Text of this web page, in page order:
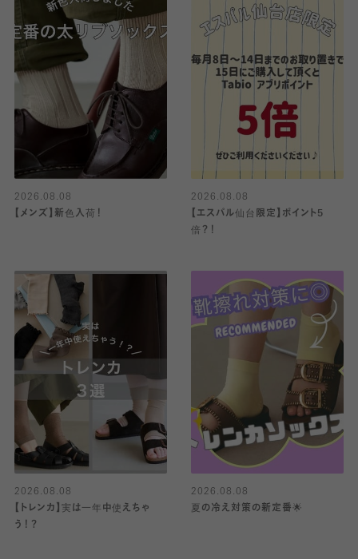
2026.08.08
【メンズ】新色入荷！
2026.08.08
【エスパル仙台限定】ポイント5
倍？！
2026.08.08
【トレンカ】実は一年中使えちゃ
う！？
2026.08.08
夏の冷え対策の新定番🌟